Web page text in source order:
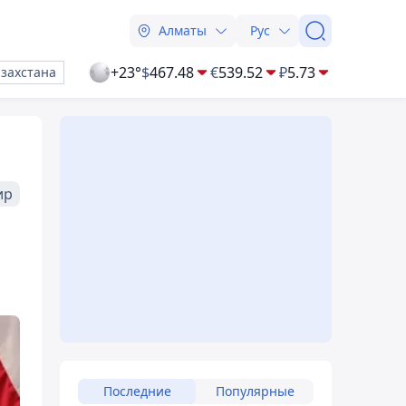
Алматы Рус
+23°$467.48 €539.52 ₽5.73
Последние Популярные